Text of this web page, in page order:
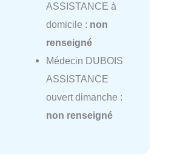
ASSISTANCE à
domicile : non
renseigné
Médecin DUBOIS
ASSISTANCE
ouvert dimanche :
non renseigné